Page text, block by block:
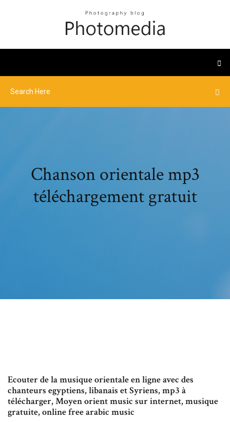
Chanson orientale mp3
téléchargement gratuit
Ecouter de la musique orientale en ligne avec des
chanteurs egyptiens, libanais et Syriens, mp3 à
télécharger, Moyen orient music sur internet, musique
gratuite, online free arabic music